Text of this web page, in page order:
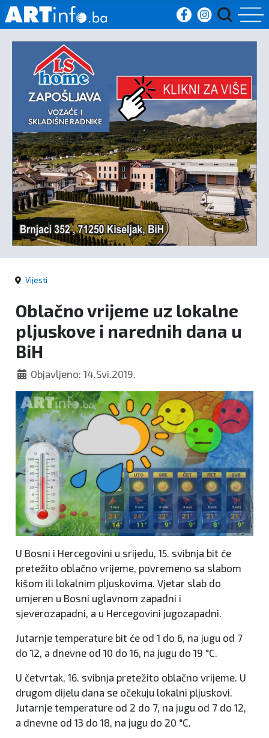
Početna
Vijesti
Sport
Kultura
Crna
kronika
Politika
Vijesti
Oblačno vrijeme uz lokalne
pljuskove i narednih dana u
BiH
Objavljeno: 14.Svi.2019.
U Bosni i Hercegovini u srijedu, 15. svibnja bit će
pretežito oblačno vrijeme, povremeno sa slabom
kišom ili lokalnim pljuskovima. Vjetar slab do
umjeren u Bosni uglavnom zapadni i
sjeverozapadni, a u Hercegovini jugozapadni.
Jutarnje temperature bit će od 1 do 6, na jugu od 7
do 12, a dnevne od 10 do 16, na jugu do 19 °C.
U četvrtak, 16. svibnja pretežito oblačno vrijeme. U
drugom dijelu dana se očekuju lokalni pljuskovi.
Jutarnje temperature od 2 do 7, na jugu od 7 do 12,
a dnevne od 13 do 18, na jugu do 20 °C.